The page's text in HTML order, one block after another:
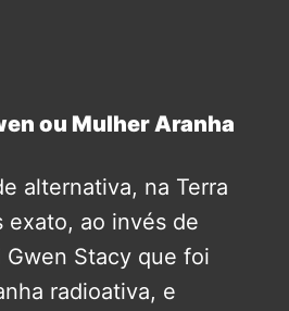
ou Mulher Aranha
alternativa, na Terra
exato, ao invés de
Gwen Stacy que foi
radioativa, e